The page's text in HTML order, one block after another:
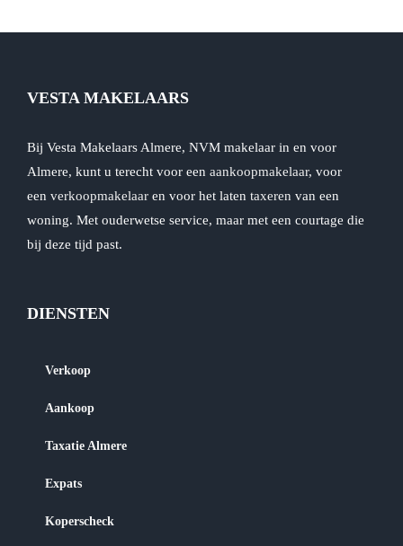
VESTA MAKELAARS
Bij Vesta Makelaars Almere, NVM makelaar in en voor
Almere, kunt u terecht voor een aankoopmakelaar, voor
een verkoopmakelaar en voor het laten taxeren van een
woning. Met ouderwetse service, maar met een courtage die
bij deze tijd past.
DIENSTEN
Verkoop
Aankoop
Taxatie Almere
Expats
Koperscheck